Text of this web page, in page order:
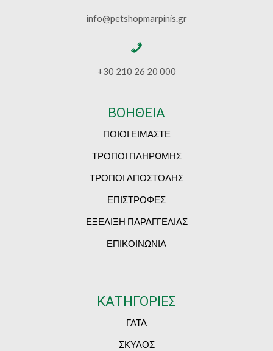
info@petshopmarpinis.gr
+30 210 26 20 000
ΒΟΗΘΕΙΑ
ΠΟΙΟΙ ΕΙΜΑΣΤΕ
ΤΡΟΠΟΙ ΠΛΗΡΩΜΗΣ
ΤΡΟΠΟΙ ΑΠΟΣΤΟΛΗΣ
ΕΠΙΣΤΡΟΦΕΣ
ΕΞΕΛΙΞΗ ΠΑΡΑΓΓΕΛΙΑΣ
ΕΠΙΚΟΙΝΩΝΙΑ
ΚΑΤΗΓΟΡΙΕΣ
ΓΑΤΑ
ΣΚΥΛΟΣ